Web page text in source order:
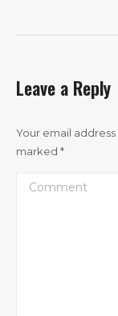
Leave a Reply
Your email
marked *
Comment